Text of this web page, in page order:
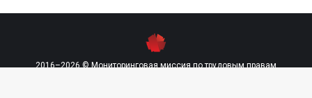
2016–2026 © Мониторинговая миссия по трудовым правам